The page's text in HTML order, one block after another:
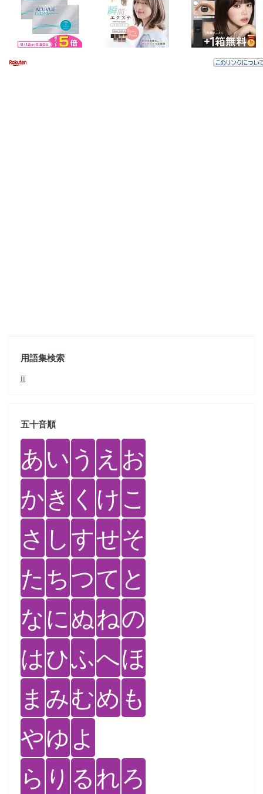
用語集検索
jjj
五十音順
あい う え お
かき く けこ
さ しすせそ
た ちつて と
なにぬねの
はひふへほ
ま みむめ も
やゆ よ
ら り るれろ